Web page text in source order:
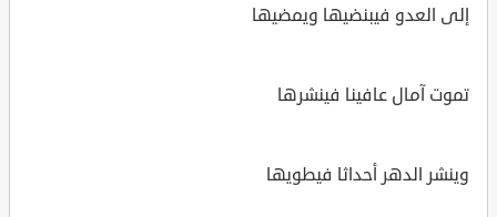
إلى العدو فيبنضيها ويمضيها
تموت آمال عافينا فينشرها
وينشر الدهر أحداثا فيطويها